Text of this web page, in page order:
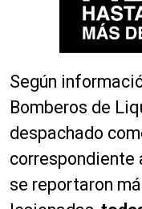
Según
Bomberos de
despachado
correspondiente
se reportaron